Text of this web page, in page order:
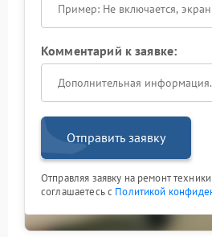
Комментарий к заявке:
Отправить заявку
Отправляя заявку на ремонт
соглашаетесь с Политикой